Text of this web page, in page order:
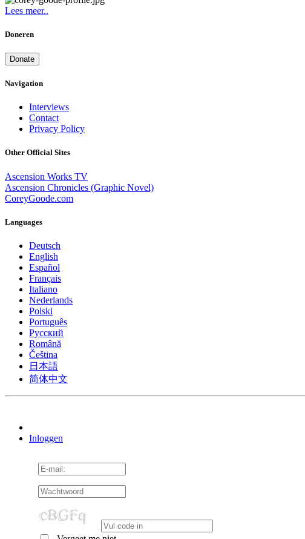
Lees meer..
Doneren
Donate
Navigation
Interviews
Contact
Privacy Policy
Other Official Sites
Ascension Works TV
Ascension Chronicles (Graphic Novel)
CoreyGoode.com
Languages
Deutsch
English
Español
Français
Italiano
Nederlands
Polski
Português
Pусский
Română
Čeština
日本語
简体中文
Inloggen